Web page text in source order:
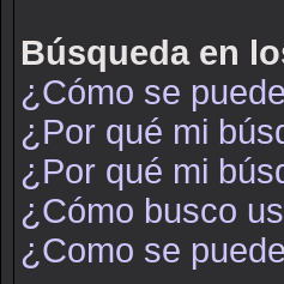
Búsqueda en
¿Cómo se
¿Por qué mi
¿Por qué mi
¿Cómo busco
¿Como se